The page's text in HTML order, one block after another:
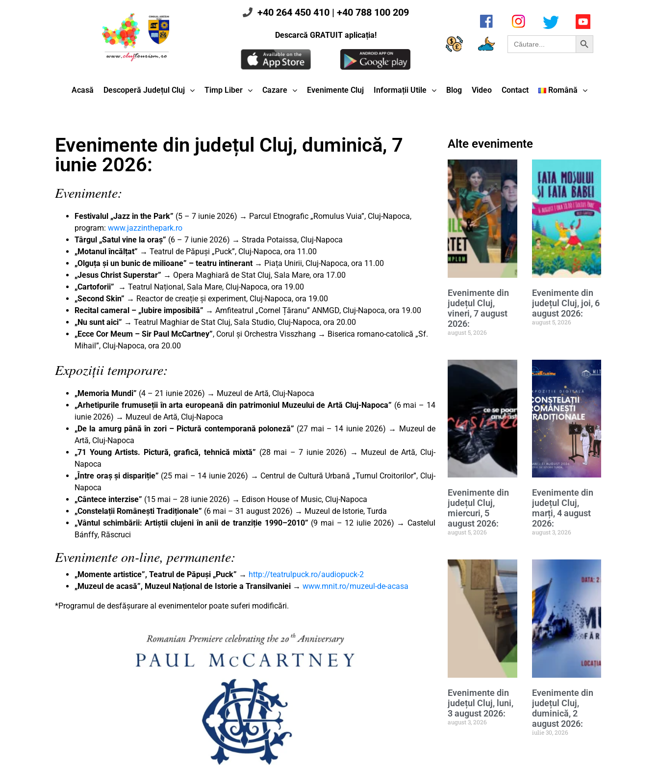
+40 264 450 410 | +40 788 100 209
Descarcă GRATUIT aplicația! Search
for:
Search Button
Acasă Descoperă Județul Cluj Timp Liber Cazare Evenimente Cluj Informații Utile Blog Video Contact Română
Evenimente din județul Cluj, duminică, 7
iunie 2026:
Evenimente:
Festivalul „Jazz in the Park” (5 – 7 iunie 2026) → Parcul Etnografic „Romulus Vuia”, Cluj-Napoca,
program: www.jazzinthepark.ro
Târgul „Satul vine la oraș” (6 – 7 iunie 2026) → Strada Potaissa, Cluj-Napoca
„Motanul încălțat” → Teatrul de Păpuși „Puck”, Cluj-Napoca, ora 11.00
„Olguța și un bunic de milioane” – teatru intinerant → Piața Unirii, Cluj-Napoca, ora 11.00
„Jesus Christ Superstar” → Opera Maghiară de Stat Cluj, Sala Mare, ora 17.00
„Cartoforii”
→ Teatrul Național, Sala Mare, Cluj-Napoca, ora 19.00
„Second Skin” → Reactor de creație și experiment, Cluj-Napoca, ora 19.00
Recital cameral – „Iubire imposibilă” → Amfiteatrul „Cornel Țăranu” ANMGD, Cluj-Napoca, ora 19.00
„Nu sunt aici” → Teatrul Maghiar de Stat Cluj, Sala Studio, Cluj-Napoca, ora 20.00
„Ecce Cor Meum – Sir Paul McCartney”, Corul și Orchestra Visszhang → Biserica romano-catolică „Sf.
Mihail”, Cluj-Napoca, ora 20.00
Expoziții temporare:
„Memoria Mundi” (4 – 21 iunie 2026) → Muzeul de Artă, Cluj-Napoca
„Arhetipurile frumuseții în arta europeană din patrimoniul Muzeului de Artă Cluj-Napoca” (6 mai – 14
iunie 2026) → Muzeul de Artă, Cluj-Napoca
„De la amurg până în zori – Pictură contemporană poloneză” (27 mai – 14 iunie 2026) → Muzeul de
Artă, Cluj-Napoca
„71 Young Artists. Pictură, grafică, tehnică mixtă” (28 mai – 7 iunie 2026) → Muzeul de Artă, Cluj-
Napoca
„Între oraș și dispariție” (25 mai – 14 iunie 2026) → Centrul de Cultură Urbană „Turnul Croitorilor”, Cluj-
Napoca
„Cântece interzise” (15 mai – 28 iunie 2026) → Edison House of Music, Cluj-Napoca
„Constelații Românești Tradiționale” (6 mai – 31 august 2026) → Muzeul de Istorie, Turda
„Vântul schimbării: Artiștii clujeni în anii de tranziție 1990–2010” (9 mai – 12 iulie 2026) → Castelul
Bánffy, Răscruci
Evenimente on-line, permanente:
„Momente artistice”, Teatrul de Păpuși „Puck” → http://teatrulpuck.ro/audiopuck-2
„Muzeul de acasă”, Muzeul Național de Istorie a Transilvaniei → www.mnit.ro/muzeul-de-acasa
*Programul de desfășurare al evenimentelor poate suferi modificări.
Alte evenimente
Evenimente din
județul Cluj,
vineri, 7 august
2026:
august 5, 2026
Evenimente din
județul Cluj, joi, 6
august 2026:
august 5, 2026
Evenimente din
județul Cluj,
miercuri, 5
august 2026:
august 5, 2026
Evenimente din
județul Cluj,
marți, 4 august
2026:
august 3, 2026
Evenimente din
județul Cluj, luni,
3 august 2026:
august 3, 2026
Evenimente din
județul Cluj,
duminică, 2
august 2026:
iulie 30, 2026